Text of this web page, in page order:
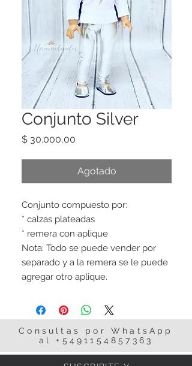
Conjunto Silver
$ 30.000,00
Agotado
Conjunto compuesto por:
* calzas plateadas
* remera con aplique
Nota: Todo se puede vender por
separado y a la remera se le puede
agregar otro aplique.
Consultas por WhatsApp
al +5491154857363